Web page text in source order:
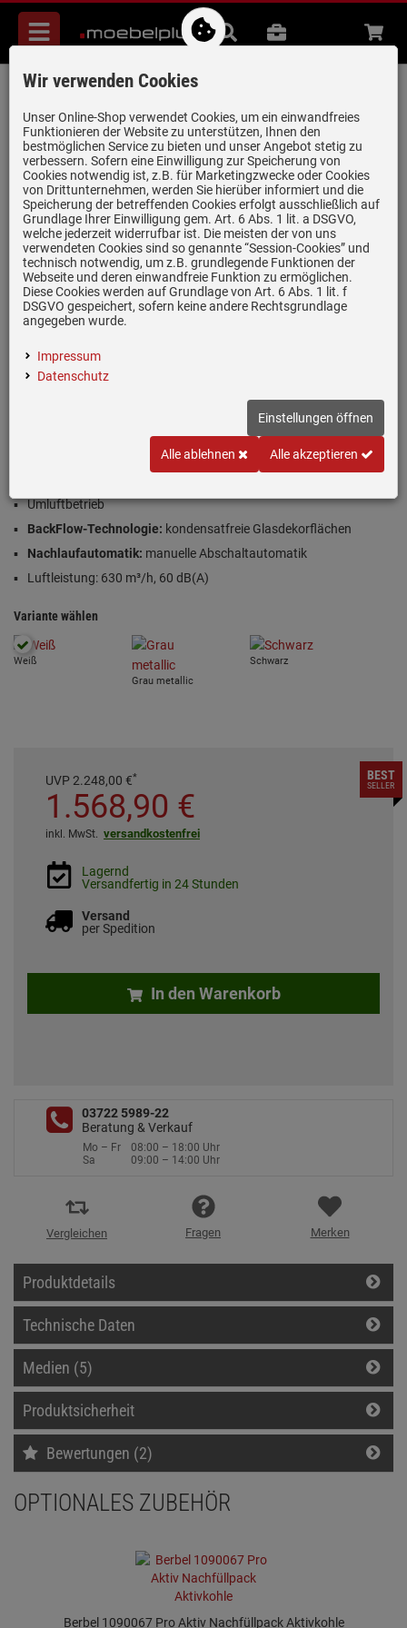
Menü
Suche
B2B Beratung
Berbel Smartline BKH 80 ST W U
Kopffreihaube 80 cm Weiß
Artikel-Nummer:19958839 | Herstellernummer: 1040111 |
EAN:4060854201660
nur noch 2 Stück verfügbar!
Inklusive 5 Jahre Garantie
Umluftbetrieb
BackFlow-Technologie: kondensatfreie Glasdekorflächen
Nachlaufautomatik: manuelle Abschaltautomatik
Luftleistung: 630 m³/h, 60 dB(A)
Variante wählen
Weiß
Grau metallic
Schwarz
UVP 2.248,00 €*
1.568,90 €
inkl. MwSt. versandkostenfrei
Lagernd
Versandfertig in 24 Stunden
Versand
per Spedition
In den Warenkorb
BEST
SELLER
03722 5989-22
Beratung & Verkauf
Mo – Fr
08:00 – 18:00 Uhr
Sa
09:00 – 14:00 Uhr
Vergleichen Fragen Merken
Produktdetails
Technische Daten
Medien (5)
Produktsicherheit
Bewertungen (2)
OPTIONALES ZUBEHÖR
Berbel 1090067 Pro Aktiv Nachfüllpack Aktivkohle
Wir verwenden Cookies
Unser Online-Shop verwendet Cookies, um ein einwandfreies
Funktionieren der Website zu unterstützen, Ihnen den
bestmöglichen Service zu bieten und unser Angebot stetig zu
verbessern. Sofern eine Einwilligung zur Speicherung von
Cookies notwendig ist, z.B. für Marketingzwecke oder Cookies
von Drittunternehmen, werden Sie hierüber informiert und die
Speicherung der betreffenden Cookies erfolgt ausschließlich auf
Grundlage Ihrer Einwilligung gem. Art. 6 Abs. 1 lit. a DSGVO,
welche jederzeit widerrufbar ist. Die meisten der von uns
verwendeten Cookies sind so genannte “Session-Cookies” und
technisch notwendig, um z.B. grundlegende Funktionen der
Webseite und deren einwandfreie Funktion zu ermöglichen.
Diese Cookies werden auf Grundlage von Art. 6 Abs. 1 lit. f
DSGVO gespeichert, sofern keine andere Rechtsgrundlage
angegeben wurde.
Impressum
Datenschutz
Einstellungen öffnen
Alle ablehnen Alle akzeptieren